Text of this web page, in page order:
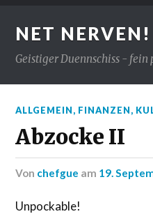
NET NERVEN!
Geistiger Duennschiss -
ALLGEMEIN, FINANZEN,
Abzocke II
von chefgue am 19.
Unpockable!